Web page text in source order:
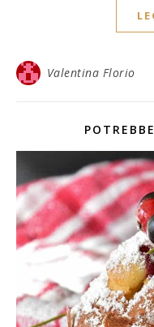
Valentina Florio